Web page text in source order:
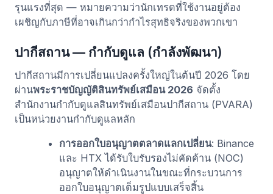
รุนแรงที่สุด — หมายความว่านักเทรดที่ใช้งานอยู่ต้อง
เผชิญกับภาษีที่อาจเกินกว่ากำไรสุทธิจริงของพวกเขา
ปากีสถาน — กำกับดูแล (กำลังพัฒนา)
ปากีสถานมีการเปลี่ยนแปลงครั้งใหญ่ในต้นปี 2026 โดย
ผ่านพระราชบัญญัติสินทรัพย์เสมือน 2026 จัดตั้ง
สำนักงานกำกับดูแลสินทรัพย์เสมือนปากีสถาน (PVARA)
เป็นหน่วยงานกำกับดูแลหลัก
การออกใบอนุญาตตลาดแลกเปลี่ยน: Binance
และ HTX ได้รับใบรับรองไม่คัดค้าน (NOC)
อนุญาตให้ดำเนินงานในขณะที่กระบวนการ
ออกใบอนุญาตเต็มรูปแบบเสร็จสิ้น